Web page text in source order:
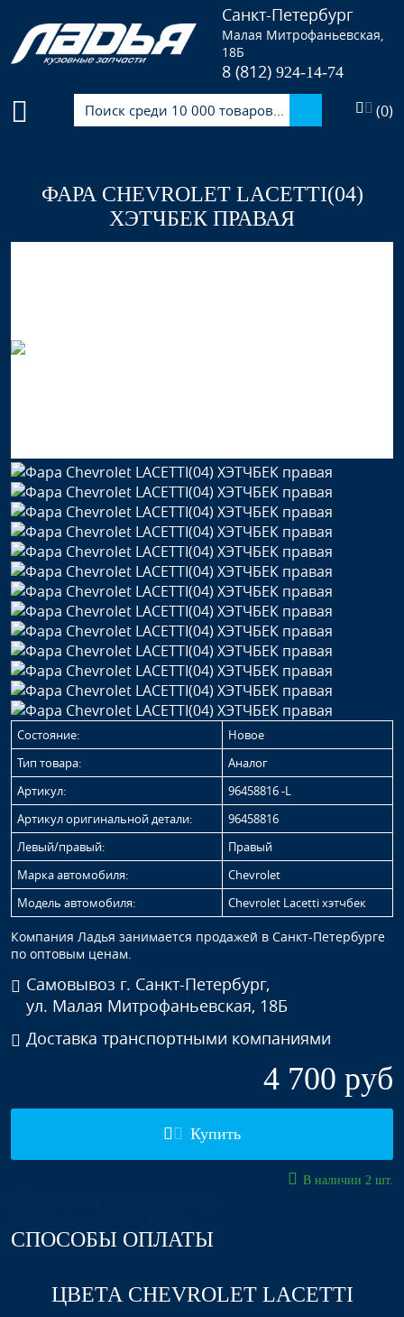
Санкт-Петербург
Малая Митрофаньевская,
18Б
8 (812)924-14-74
(0)
ФАРА CHEVROLET LACETTI(04)
ХЭТЧБЕК ПРАВАЯ
Состояние:
Новое
Тип товара:
Аналог
Артикул:
96458816 -L
Артикул оригинальной детали:
96458816
Левый/правый:
Правый
Марка автомобиля:
Chevrolet
Модель автомобиля:
Chevrolet Lacetti хэтчбек
Компания Ладья занимается продажей в Санкт-Петербурге
по оптовым ценам.
Самовывоз г. Санкт-Петербург,
ул. Малая Митрофаньевская, 18Б
Доставка транспортными компаниями
4 700 руб
Купить
В наличии 2 шт.
СПОСОБЫ ОПЛАТЫ
ЦВЕТА CHEVROLET LACETTI